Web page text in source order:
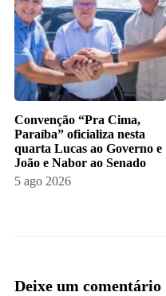
Convenção “Pra Cima,
Paraíba” oficializa nesta
quarta Lucas ao Governo e
João e Nabor ao Senado
5 ago 2026
Deixe um comentário